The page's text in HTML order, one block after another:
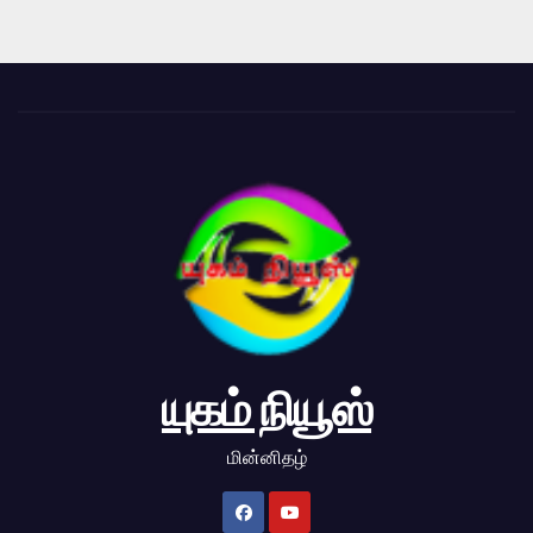
யுகம் நியூஸ்
மின்னிதழ்